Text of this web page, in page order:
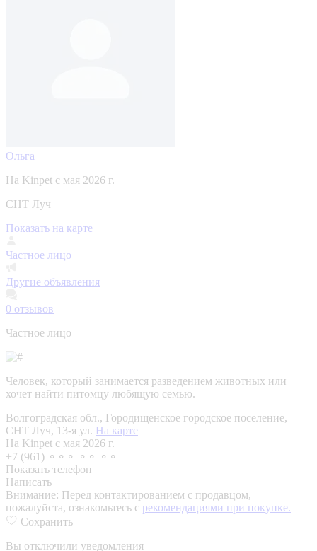
Ольга
На Kinpet c мая 2026 г.
СНТ Луч
Показать на карте
Частное лицо
Другие объявления
0 отзывов
Частное лицо
Человек, который занимается разведением животных или
хочет найти питомцу любящую семью.
Волгоградская обл., Городищенское городское поселение,
СНТ Луч, 13-я ул. На карте
На Kinpet c мая 2026 г.
+7 (961) ⚬⚬⚬ ⚬⚬ ⚬⚬
Показать телефон
Написать
Внимание: Перед контактированием с продавцом,
пожалуйста, ознакомьтесь с рекомендациями при покупке.
Сохранить
Вы отключили уведомления